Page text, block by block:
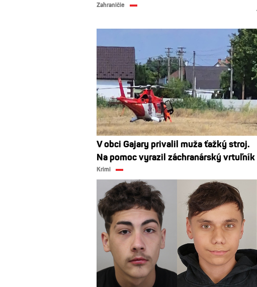
Zahraničie
V obci Gajary privalil muža ťažký stroj.
Na pomoc vyrazil záchranárský vrtuľník
Krimi